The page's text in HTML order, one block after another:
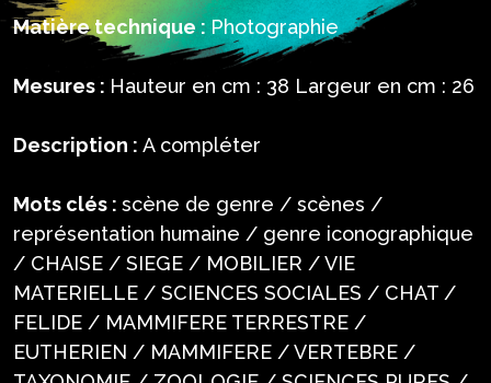
Matière technique : Photographie
Mesures : Hauteur en cm : 38 Largeur en cm : 26
Description : A compléter
Mots clés : scène de genre / scènes /
représentation humaine / genre iconographique
/ CHAISE / SIEGE / MOBILIER / VIE
MATERIELLE / SCIENCES SOCIALES / CHAT /
FELIDE / MAMMIFERE TERRESTRE /
EUTHERIEN / MAMMIFERE / VERTEBRE /